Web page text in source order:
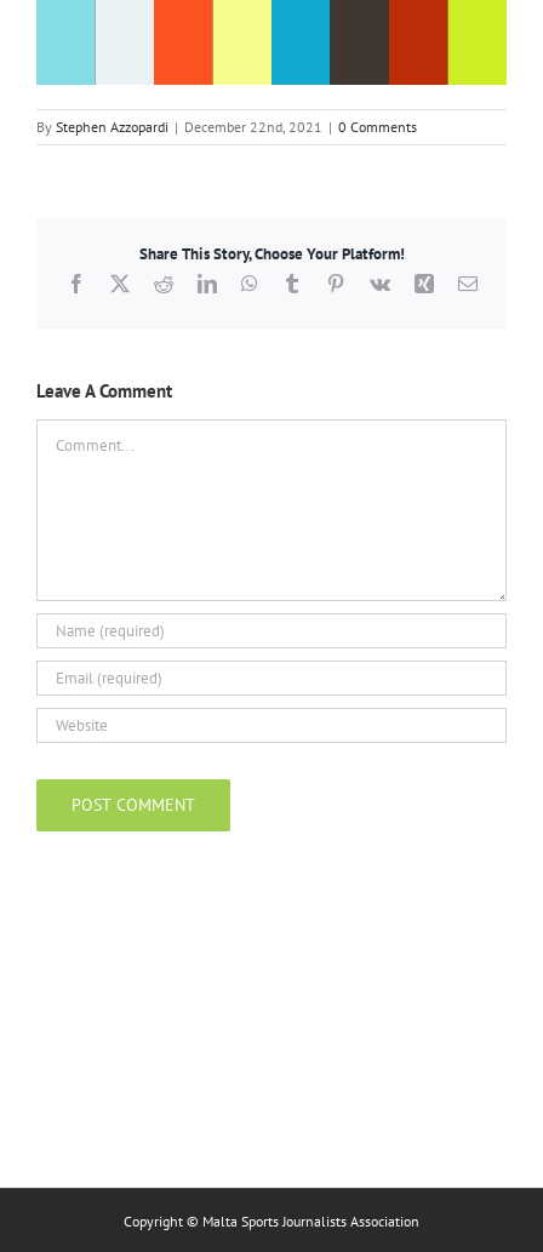
By Stephen Azzopardi | December 22nd, 2021 | 0 Comments
Share This Story, Choose Your Platform!
Facebook
X RedditLinkedInWhatsApp
TumblrPinterest
Vk Xing Email
Leave A Comment
Copyright © Malta Sports Journalists Association